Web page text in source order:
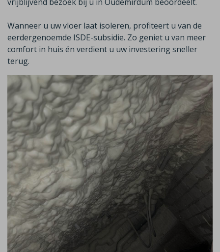
Wanneer u uw vloer laat isoleren, profiteert u van de
eerdergenoemde ISDE-subsidie. Zo geniet u van meer
comfort in huis én verdient u uw investering sneller
terug.